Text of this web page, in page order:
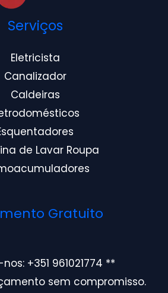
Serviços
Eletricista
Canalizador
Caldeiras
de Lavar Roupa
Gratuito
+351 961021774 **
sem compromisso.